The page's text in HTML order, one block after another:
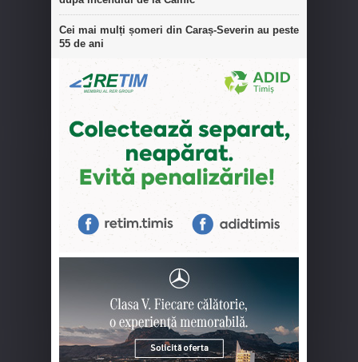
Cei mai mulți șomeri din Caraș-Severin au peste
55 de ani